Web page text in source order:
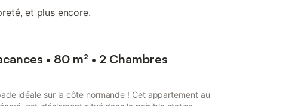
et plus encore.
• 80 m² • 2 Chambres
idéale sur la côte normande ! Cet appartement au